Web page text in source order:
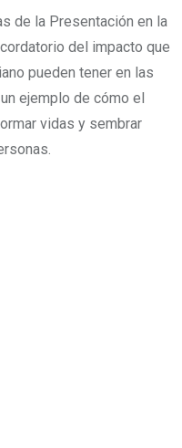
de la Presentación en la
del impacto que
pueden tener en las
ejemplo de cómo el
vidas y sembrar